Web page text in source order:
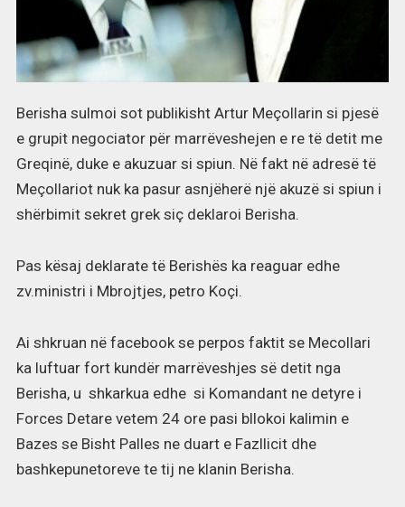
Berisha sulmoi sot publikisht Artur Meçollarin si pjesë
e grupit negociator për marrëveshejen e re të detit me
Greqinë, duke e akuzuar si spiun. Në fakt në adresë të
Meçollariot nuk ka pasur asnjëherë një akuzë si spiun i
shërbimit sekret grek siç deklaroi Berisha.
Pas kësaj deklarate të Berishës ka reaguar edhe
zv.ministri i Mbrojtjes, petro Koçi.
Ai shkruan në facebook se perpos faktit se Mecollari
ka luftuar fort kundër marrëveshjes së detit nga
Berisha, u shkarkua edhe si Komandant ne detyre i
Forces Detare vetem 24 ore pasi bllokoi kalimin e
Bazes se Bisht Palles ne duart e Fazllicit dhe
bashkepunetoreve te tij ne klanin Berisha.